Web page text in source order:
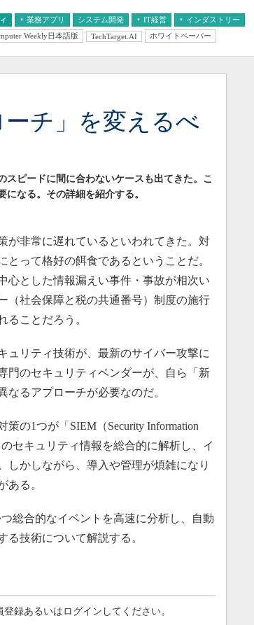
業務アプリ システム開発 IT経営
営とIT
インダストリー
医療IT
Weekly日本語版 TechTarget.AI ホワイトペーパー
ーチ」を変えるべ
スピードに間に合わないケースも出てきた。こ
なる。その詳細を紹介する。
非常に遅れているといわれてきた。対
って格好の餌食であるということだ。
心とした情報漏えい事件・事故が相次い
（社会保障と税の共通番号）制度の施行
ることだろう。
リティ技術が、最新のサイバー攻撃に
門のセキュリティベンダーが、自ら「新
なるアプローチが必要なのだ。
の1つが「SIEM（Security Information
セキュリティ情報を総合的に解析し、イ
しかしながら、導入や管理が煩雑になり
ある。
総合的なイベントを高速に分析し、自動
技術について解説する。
録あるいはログインしてください。